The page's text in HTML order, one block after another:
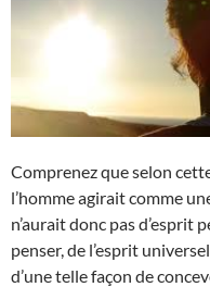
Comprenez que selon
l’homme agirait comme
n’aurait donc pas d’esprit
penser, de l’esprit
d’une telle façon de